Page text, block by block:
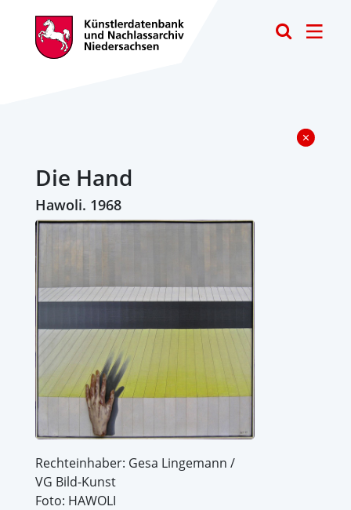
Die Hand
Hawoli. 1968
Rechteinhaber: Gesa Lingemann /
VG Bild-Kunst
Foto: HAWOLI